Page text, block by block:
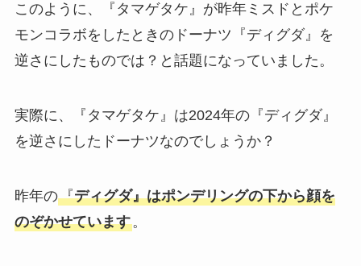
このように、『タマゲタケ』が昨年ミスドとポケ
モンコラボをしたときのドーナツ『ディグダ』を
逆さにしたものでは？と話題になっていました。
実際に、『タマゲタケ』は2024年の『ディグダ』
を逆さにしたドーナツなのでしょうか？
昨年の『ディグダ』はポンデリングの下から顔を
のぞかせています。